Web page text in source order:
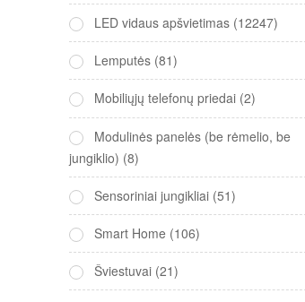
LED vidaus apšvietimas (12247)
Lemputės (81)
Mobiliųjų telefonų priedai (2)
Modulinės panelės (be rėmelio, be
jungiklio) (8)
Sensoriniai jungikliai (51)
Smart Home (106)
Šviestuvai (21)